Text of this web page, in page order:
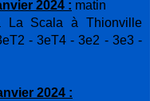
2024 : matin
La Scala à Thionville
- 3eT4 - 3e2 - 3e3 -
2024 :